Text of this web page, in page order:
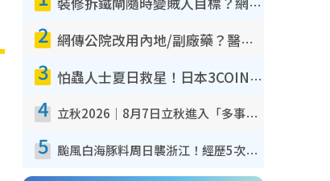
裝修拆鐵閘隨時變賊人目標？網民揭2大關鍵用途：裝新式等於白裝？附新舊鐵閘分別
2 網傳公院改用內地/副廠藥？醫生拆解正副廠分別 揭4類人換藥隨時出事
3 怕蟲人士夏日救星！日本3COINS爆紅驅蟲神器$45起 1招「全程免觸碰」輕鬆搞定小強
4 立秋2026｜8月7日立秋進入「多事之秋」 3件事唔做得！專家教6招開運 清枱頭／銀包納氣接好運
5 颱風白海豚料周日襲浙江！經歷5次「眼牆置換」極罕見 成登陸內地最長途颱風